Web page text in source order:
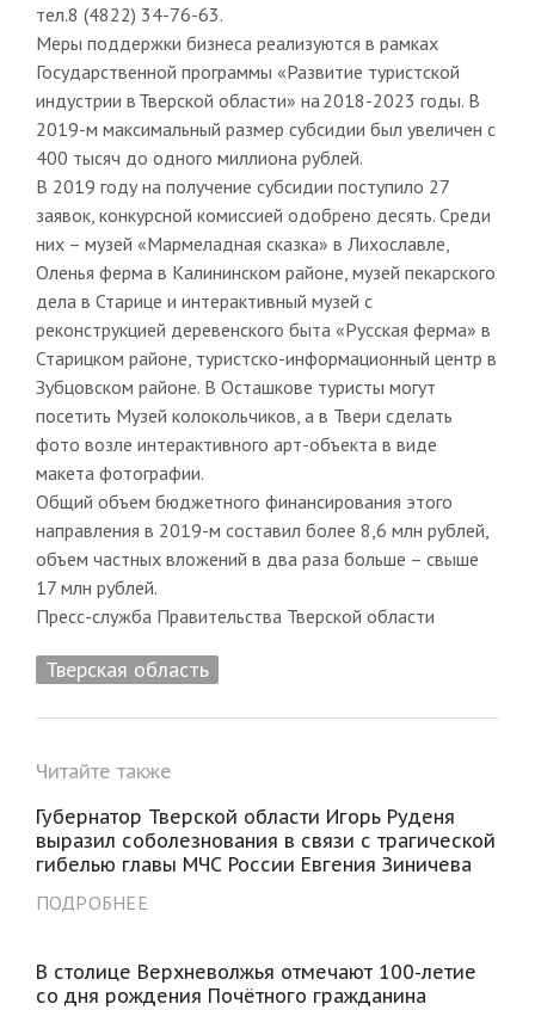
тел.8 (4822) 34-76-63.
Меры поддержки бизнеса реализуются в рамках
Государственной программы «Развитие туристской
индустрии в Тверской области» на 2018-2023 годы. В
2019-м максимальный размер субсидии был увеличен с
400 тысяч до одного миллиона рублей.
В 2019 году на получение субсидии поступило 27
заявок, конкурсной комиссией одобрено десять. Среди
них – музей «Мармеладная сказка» в Лихославле,
Оленья ферма в Калининском районе, музей пекарского
дела в Старице и интерактивный музей с
реконструкцией деревенского быта «Русская ферма» в
Старицком районе, туристско-информационный центр в
Зубцовском районе. В Осташкове туристы могут
посетить Музей колокольчиков, а в Твери сделать
фото возле интерактивного арт-объекта в виде
макета фотографии.
Общий объем бюджетного финансирования этого
направления в 2019-м составил более 8,6 млн рублей,
объем частных вложений в два раза больше – свыше
17 млн рублей.
Пресс-служба Правительства Тверской области
Тверская область
Читайте также
Губернатор Тверской области Игорь Руденя
выразил соболезнования в связи с трагической
гибелью главы МЧС России Евгения Зиничева
ПОДРОБНЕЕ
В столице Верхневолжья отмечают 100-летие
со дня рождения Почётного гражданина